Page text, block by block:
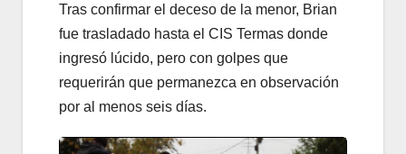
Tras confirmar el deceso de la menor, Brian
fue trasladado hasta el CIS Termas donde
ingresó lúcido, pero con golpes que
requerirán que permanezca en observación
por al menos seis días.